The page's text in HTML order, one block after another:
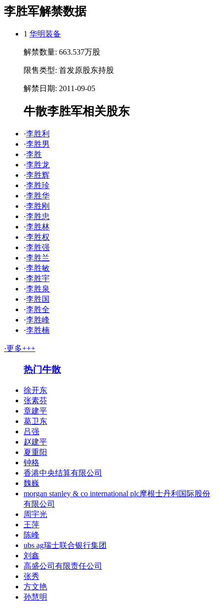
李胜军解禁数据
1 华明装备
解禁数量: 663.537万股
限售类型: 首发原股东持股
解禁日期: 2011-09-05
牛散李胜军相关股东
·李胜利
·李胜男
·李胜
·李胜龙
·李胜辉
·李胜珍
·李胜华
·李胜刚
·李胜忠
·李胜林
·李胜权
·李胜强
·李胜兰
·李胜敏
·李胜宇
·李胜泉
·李胜国
·李胜全
·李胜峰
·李胜楠
·更多+++
热门牛散
徐开东
张素芬
章建平
葛卫东
吕强
赵建平
夏重阳
钟格
香港中央结算有限公司
魏巍
morgan stanley & co international plc摩根士丹利国际股份
有限公司
周宇光
王萍
陈峰
ubs ag瑞士联合银行集团
刘鑫
高盛公司有限责任公司
张秀
方文艳
孙慧明